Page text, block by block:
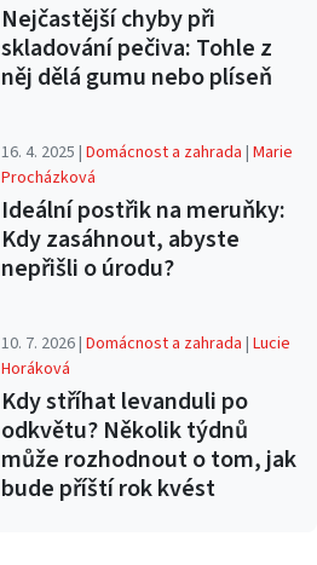
Nejčastější chyby při
skladování pečiva: Tohle z
něj dělá gumu nebo plíseň
16. 4. 2025 |Domácnost a zahrada |Marie
Procházková
Ideální postřik na meruňky:
Kdy zasáhnout, abyste
nepřišli o úrodu?
10. 7. 2026 |Domácnost a zahrada |Lucie
Horáková
Kdy stříhat levanduli po
odkvětu? Několik týdnů
může rozhodnout o tom, jak
bude příští rok kvést